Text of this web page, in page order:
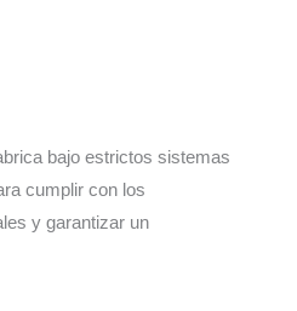
bajo estrictos sistemas
cumplir con los
y garantizar un